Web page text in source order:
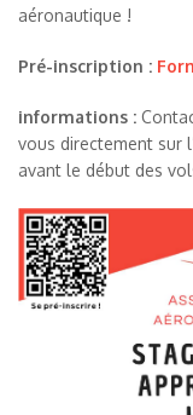
aéronautique !
Pré-inscription :
informations :
vous directement sur
avant le début des